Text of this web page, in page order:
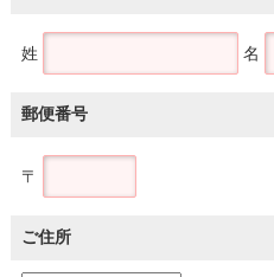
姓 名
郵便番号
〒
ご住所